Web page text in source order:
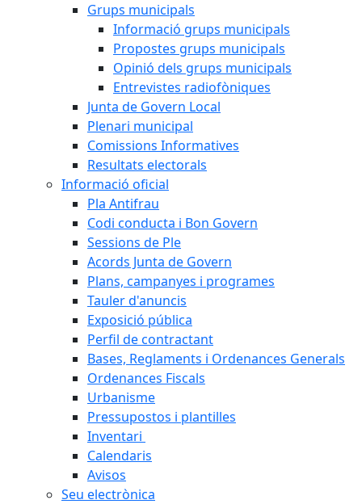
Grups municipals
Informació grups municipals
Propostes grups municipals
Opinió dels grups municipals
Entrevistes radiofòniques
Junta de Govern Local
Plenari municipal
Comissions Informatives
Resultats electorals
Informació oficial
Pla Antifrau
Codi conducta i Bon Govern
Sessions de Ple
Acords Junta de Govern
Plans, campanyes i programes
Tauler d'anuncis
Exposició pública
Perfil de contractant
Bases, Reglaments i Ordenances Generals
Ordenances Fiscals
Urbanisme
Pressupostos i plantilles
Inventari
Calendaris
Avisos
Seu electrònica